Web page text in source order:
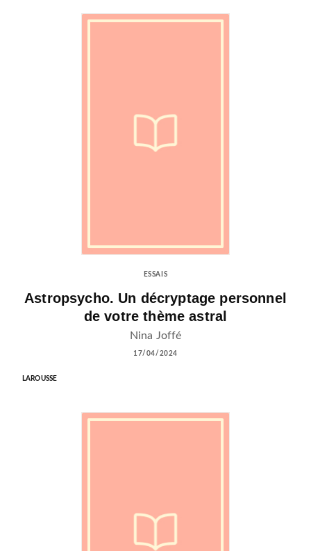
ESSAIS
Astropsycho. Un décryptage personnel
de votre thème astral
Nina Joffé
17/04/2024
LAROUSSE